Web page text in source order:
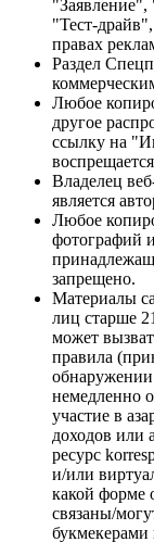
"Тест-
правах
Раздел
Любое
другое
ссылку на
Владелец
является
Любое
фотографий
запрещено.
Материалы
лиц старше
может
правила
немедленно
участие в
доходов или
ресурс
и/или
какой форме
связаны/
букмекерами